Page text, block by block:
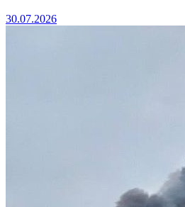
30.07.2026